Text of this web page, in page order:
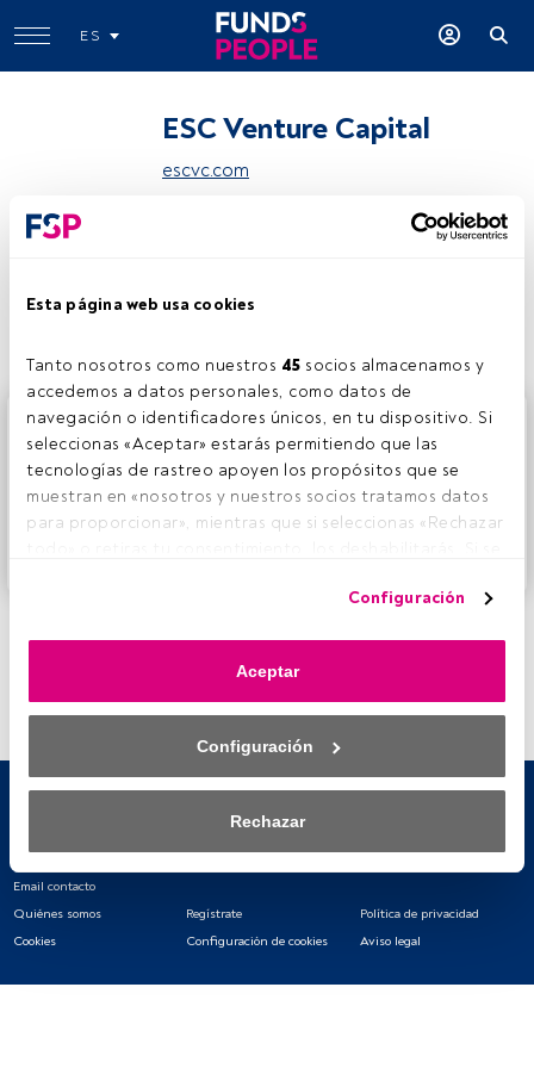
Esta página web usa cookies
Tanto nosotros como nuestros 45 socios almacenamos y
accedemos a datos personales, como datos de
navegación o identificadores únicos, en tu dispositivo. Si
seleccionas «Aceptar» estarás permitiendo que las
tecnologías de rastreo apoyen los propósitos que se
muestran en «nosotros y nuestros socios tratamos datos
para proporcionar», mientras que si seleccionas «Rechazar
anuncios que ves podrían dejar de ser relevantes para ti.
momento haciendo clic en el enlace «Preferencias de
privacidad» que aparece en la parte inferior de la página
la izquierda de la página web). Tus opciones tendrán
saber más, consulta nuestra política de privacidad.
datos para proporcionar:
activamente las características del dispositivo para su
identificación. Almacenar la información en un dispositivo
Configuración
Aceptar
Configuración
Rechazar
ES
ESC Venture Capital
escvc.com
Este es un artículo exclusivo para los usuarios registrados
de FundsPeople. Si ya estás registrado, accede desde el
botón Login. Si aún no tienes cuenta, te invitamos a
registrarte y disfrutar de todo el universo que ofrece
FundsPeople.
Email contacto
Quiénes somos
Regístrate
Política de privacidad
Cookies
Configuración de cookies Aviso legal